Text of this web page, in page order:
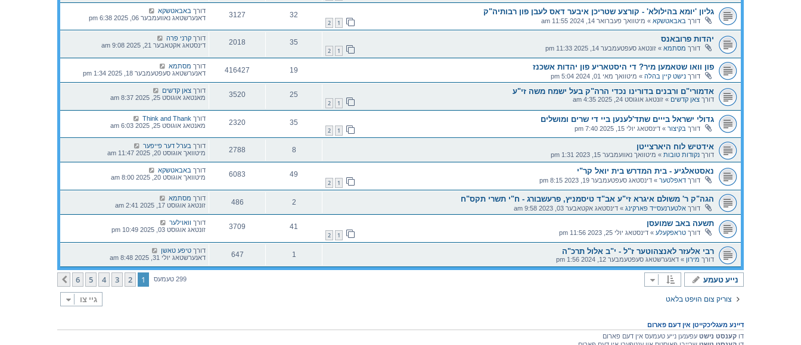
גליון 'יומא בהילולא' - קורצע שטריכן איבער דאס לעבן פון רבותיה"ק
דורך באבאטשקא » מיטוואך פעברואר 14, 2024 11:55 am 1
2
32
3127 דורך באבאטשקא
דאנערשטאג נאוועמבער 06, 2025 6:38 pm
יהדות פרובאנס
דורך מסתמא » זונטאג סעפטעמבער 14, 2025 11:33 pm 1
2
35
2018 דורך קרני פרה
דינסטאג אקטאבער 21, 2025 9:08 am
פון וואו שטאמען מיר? די היסטאריע פון יהדות אשכנז
דורך נישט קיין בהלה » מיטוואך מאי 01, 2024 5:04 pm
19
416427 דורך מסתמא
דאנערשטאג סעפטעמבער 18, 2025 1:34 pm
אדמורי"ם ורבנים בדורינו נכדי הרה"ק בעל ישמח משה זי"ע
דורך צאן קדשים » זונטאג אוגוסט 24, 2025 4:35 am 1
2
25
3520 דורך צאן קדשים
מאנטאג אוגוסט 25, 2025 8:37 am
גדולי ישראל בייים שתד'לענען ביי די שרים ומושלים
דורך בקיצור » דינסטאג יולי 15, 2025 7:40 pm 1
2
35
2320 דורך Think and Thank
מאנטאג אוגוסט 25, 2025 6:03 am
אידטיש לוח היארצייטן
דורך נקודות טובות » מיטוואך נאוועמבער 15, 2023 1:31 pm
8
2788 דורך בערל דער פייפער
מיטוואך אוגוסט 20, 2025 11:47 am
נאסטאלגיע - בית המדרש בית יואל קר"י
דורך דאפלטער » דינסטאג סעפטעמבער 19, 2023 8:15 pm 1
2
49
6083 דורך באבאטשקא
מיטוואך אוגוסט 20, 2025 8:00 am
הגה"ק ר' משולם איגרא זי"ע אב"ד טיסמניץ, פרעשבורג - ח"י תשרי תקס"ח
דורך אלטערנעסייד פארקינג » דינסטאג אקטאבער 03, 2023 9:58 am
2
486 דורך מסתמא
זונטאג אוגוסט 17, 2025 2:41 am
תשעה באב שמועסן
דורך טראפקעלע » דינסטאג יולי 25, 2023 11:56 pm 1
2
41
3709 דורך וואוילער
זונטאג אוגוסט 03, 2025 10:49 pm
רבי אלעזר לאנצהוטער ז"ל - י"ב אלול תרכ"ה
דורך מירון » דאנערשטאג סעפטעמבער 12, 2024 1:56 pm
1
647 דורך טיפע טאשן
דאנערשטאג יולי 31, 2025 8:48 am
נייע טעמע 299 טעמעס 1
2
3
4
5
6
קומענדיגע
צוריק צום הויפט בלאט גיי צו
דיינע מעגליכקייטן אין דעם פארום
דו קענסט נישט עפענען נייע טעמעס אין דעם פארום